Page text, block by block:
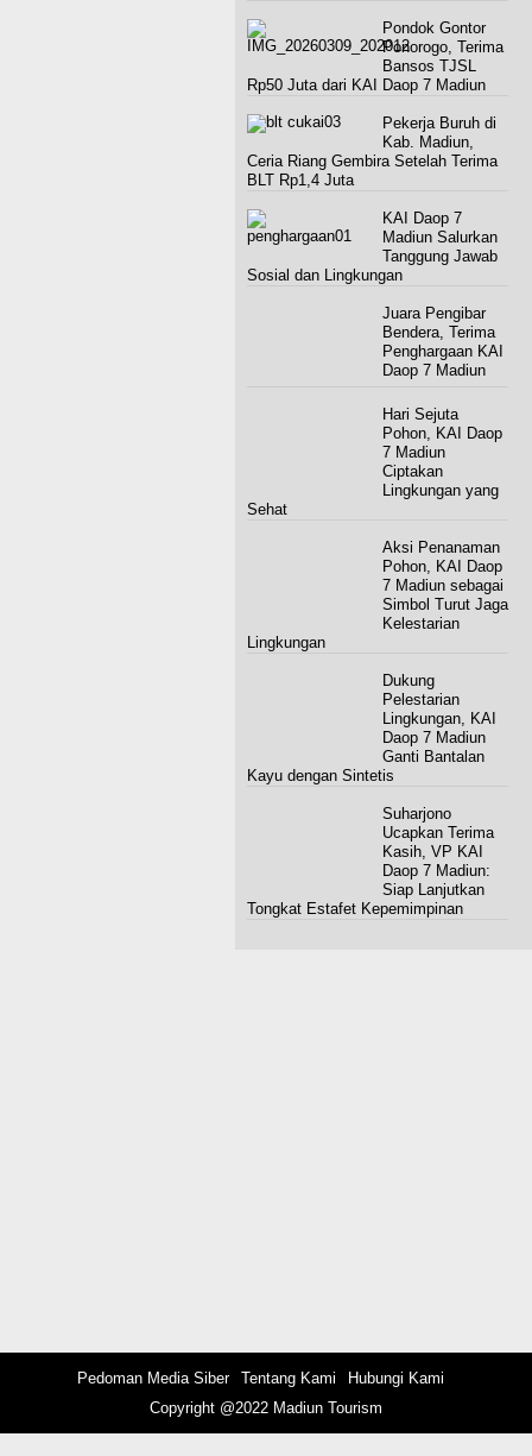
Pondok Gontor
Ponorogo, Terima
Bansos TJSL
Rp50 Juta dari KAI Daop 7 Madiun
Pekerja Buruh di
Kab. Madiun,
Ceria Riang Gembira Setelah Terima
BLT Rp1,4 Juta
KAI Daop 7
Madiun Salurkan
Tanggung Jawab
Sosial dan Lingkungan
Juara Pengibar
Bendera, Terima
Penghargaan KAI Daop 7 Madiun
Pohon, KAI Daop
7 Madiun
Ciptakan Lingkungan yang Sehat
Aksi Penanaman
Pohon, KAI Daop
Simbol Turut Jaga Kelestarian
Dukung
Pelestarian
Daop 7 Madiun Ganti Bantalan Kayu
Suharjono
Ucapkan Terima
Kasih, VP KAI
Daop 7 Madiun: Siap Lanjutkan
Tongkat Estafet Kepemimpinan
Tentang Kami
Hubungi Kami